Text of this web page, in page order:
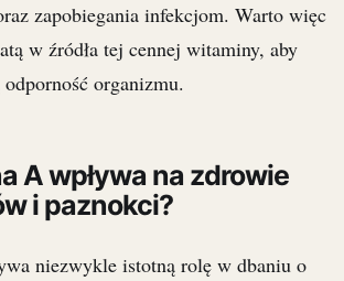
zapobiegania infekcjom. Warto więc
w źródła tej cennej witaminy, aby
organizmu.
A wpływa na zdrowie
i paznokci?
niezwykle istotną rolę w dbaniu o